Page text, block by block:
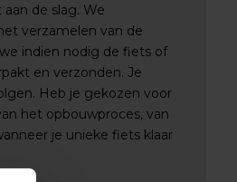
de slag. We
verzamelen van de
indien nodig de fiets of
en verzonden. Je
Heb je gekozen voor
het opbouwproces, van
je unieke fiets klaar